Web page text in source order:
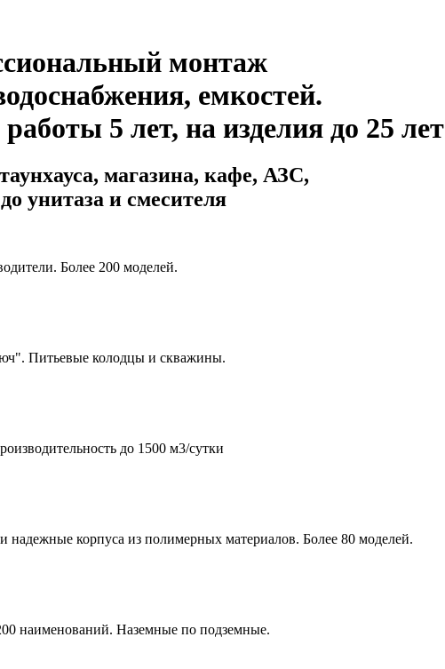
монтаж
емкостей.
5 лет, на изделия до 25 лет
магазина, кафе, АЗС,
унитаза и смесителя
Более 200 моделей.
Питьевые колодцы и скважины.
до 1500 м3/сутки
корпуса из полимерных материалов. Более 80 моделей.
наименований. Наземные по подземные.